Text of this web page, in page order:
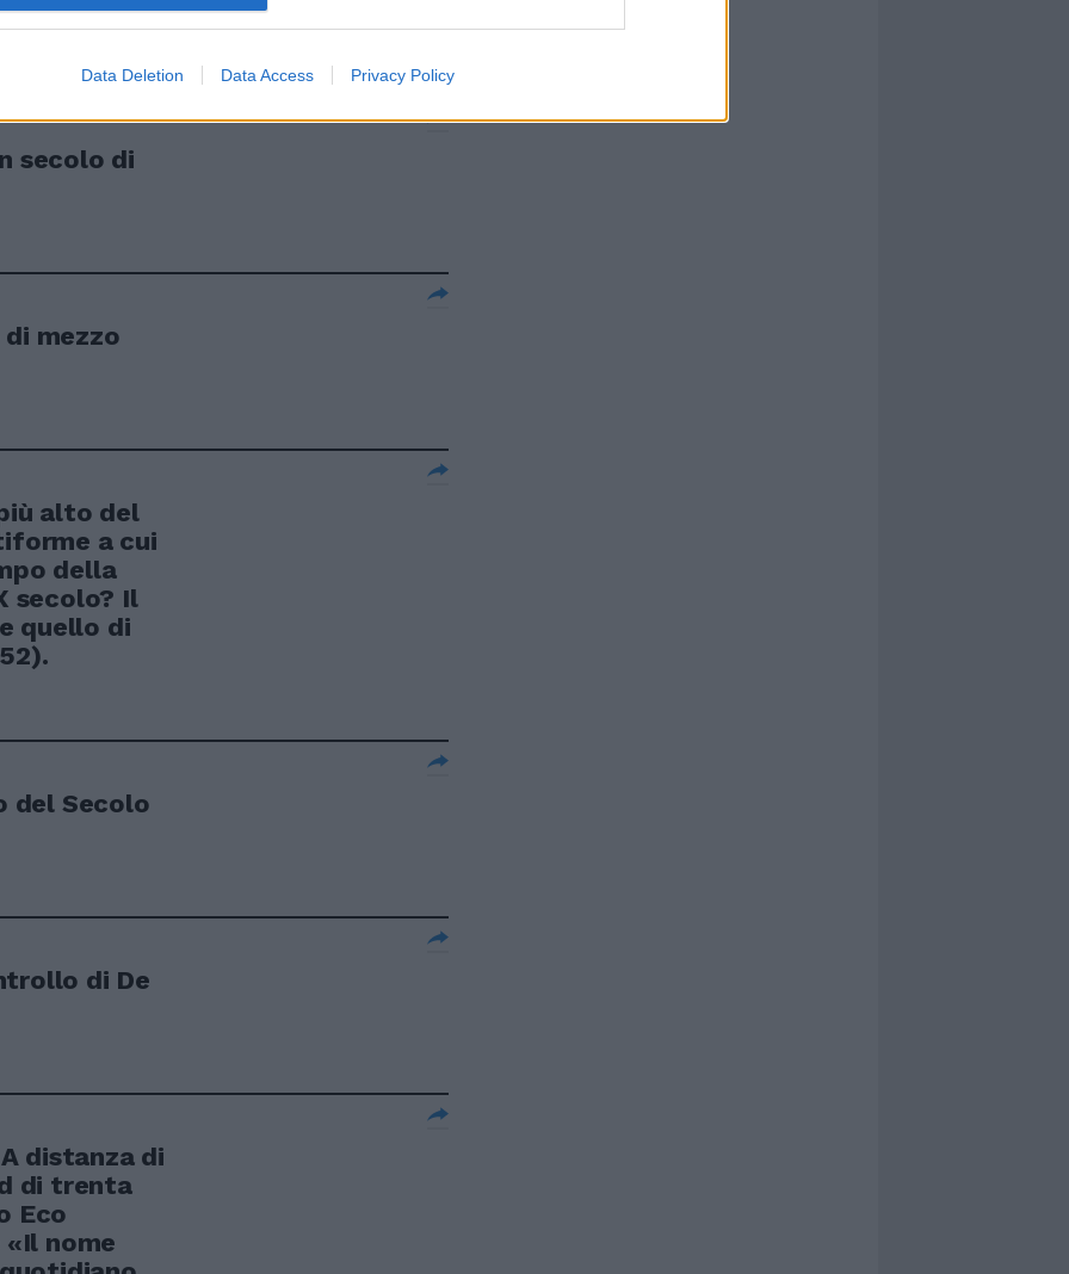
Data Deletion Data Access Privacy Policy
secolo di
mezzo
alto del
a cui
della
secolo? Il
quello di
del Secolo
di De
distanza di
di trenta
Eco
nome